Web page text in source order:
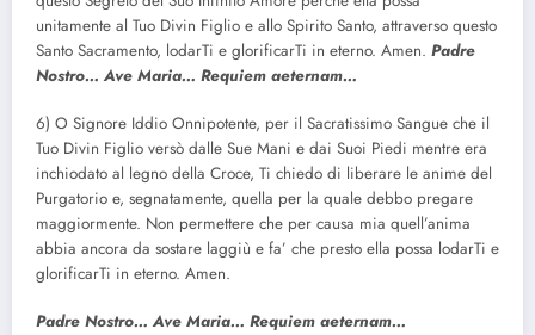
unitamente al Tuo Divin Figlio e allo Spirito Santo, attraverso questo
Santo Sacramento, lodarTi e glorificarTi in eterno. Amen. Padre
Nostro… Ave Maria… Requiem aeternam…
6) O Signore Iddio Onnipotente, per il Sacratissimo Sangue che il
Tuo Divin Figlio versò dalle Sue Mani e dai Suoi Piedi mentre era
inchiodato al legno della Croce, Ti chiedo di liberare le anime del
Purgatorio e, segnatamente, quella per la quale debbo pregare
maggiormente. Non permettere che per causa mia quell’anima
abbia ancora da sostare laggiù e fa’ che presto ella possa lodarTi e
glorificarTi in eterno. Amen.
Padre Nostro… Ave Maria… Requiem aeternam…